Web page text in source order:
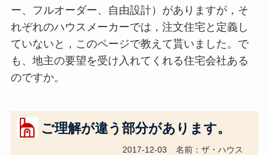
ー、フルオーダー、自由設計）がありますが，そ
れぞれのハウスメーカーでは，注文住宅と定義し
ていないと，このページで教えて貰いました。で
も、地主の要望を受け入れてくれる住宅会社ある
のですか。
ご理解が違う部分があります。
2017-12-03 名前：ザ・ハウス